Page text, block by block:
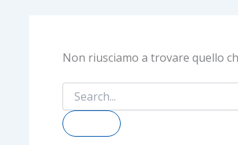
Non riusciamo a trovare quello
Cerca: